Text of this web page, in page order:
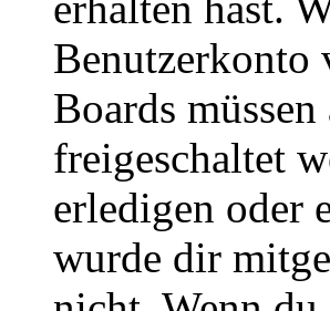
Boards
freigeschaltet
erledigen oder
wurde dir